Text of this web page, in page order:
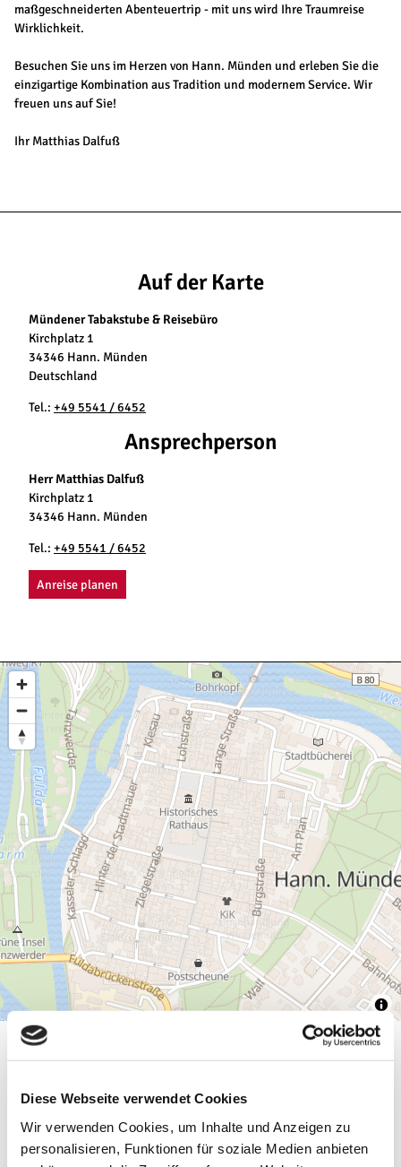
Diese Webseite verwendet Cookies
Wir verwenden Cookies, um Inhalte und Anzeigen zu
personalisieren, Funktionen für soziale Medien anbieten
maßgeschneiderten Abenteuertrip - mit uns wird Ihre Traumreise
Wirklichkeit.
Besuchen Sie uns im Herzen von Hann. Münden und erleben Sie die
einzigartige Kombination aus Tradition und modernem Service. Wir
freuen uns auf Sie!
Ihr Matthias Dalfuß
Auf der Karte
Mündener Tabakstube & Reisebüro
Kirchplatz 1
34346 Hann. Münden
Deutschland
Tel.: +49 5541 / 6452
Ansprechperson
Herr Matthias Dalfuß
Kirchplatz 1
34346 Hann. Münden
Tel.: +49 5541 / 6452
Anreise planen
Allgemeine Informationen